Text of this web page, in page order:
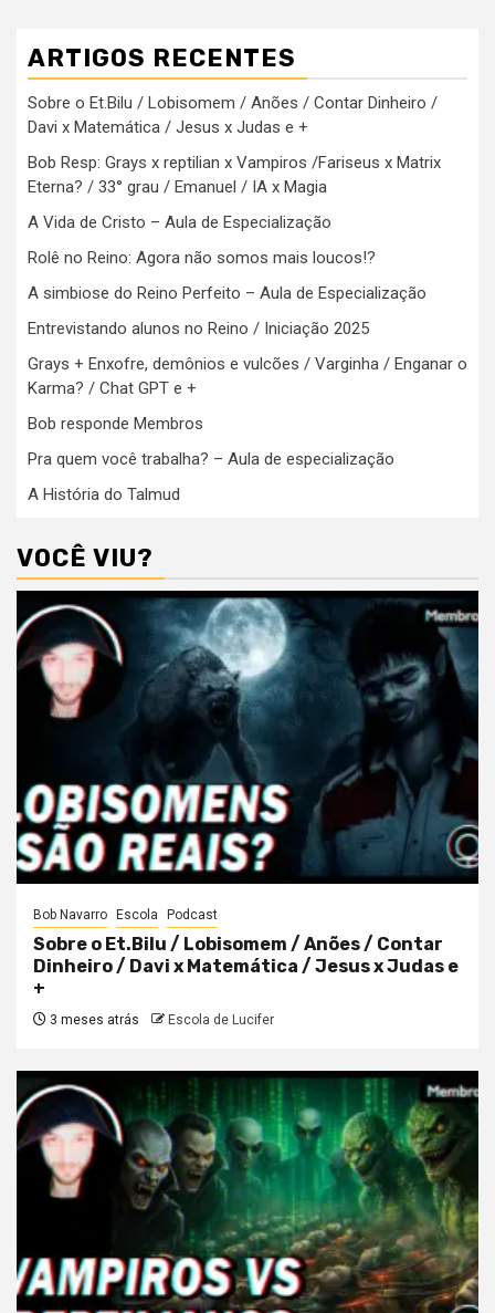
ARTIGOS RECENTES
Sobre o Et.Bilu / Lobisomem / Anões / Contar Dinheiro /
Davi x Matemática / Jesus x Judas e +
Bob Resp: Grays x reptilian x Vampiros /Fariseus x Matrix
Eterna? / 33° grau / Emanuel / IA x Magia
A Vida de Cristo – Aula de Especialização
Rolê no Reino: Agora não somos mais loucos!?
A simbiose do Reino Perfeito – Aula de Especialização
Entrevistando alunos no Reino / Iniciação 2025
Grays + Enxofre, demônios e vulcões / Varginha / Enganar o
Karma? / Chat GPT e +
Bob responde Membros
Pra quem você trabalha? – Aula de especialização
A História do Talmud
VOCÊ VIU?
Bob Navarro Escola Podcast
Sobre o Et.Bilu / Lobisomem / Anões / Contar
Dinheiro / Davi x Matemática / Jesus x Judas e
+
3 meses atrás Escola de Lucifer